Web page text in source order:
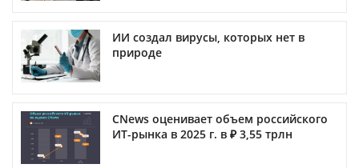
ИИ создал вирусы, которых нет в
природе
CNews оценивает объем российского
ИТ-рынка в 2025 г. в ₽ 3,55 трлн